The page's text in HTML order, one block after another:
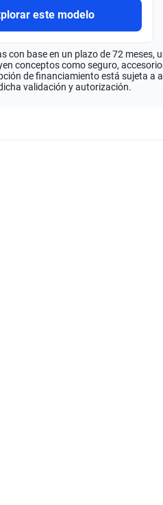
este modelo
base en un plazo de 72 meses,
conceptos como seguro,
de financiamiento está sujeta a
validación y autorización.